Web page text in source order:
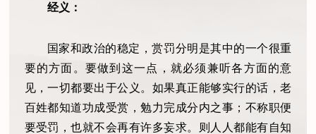
经义：
国家和政治的稳定，赏罚分明是其中的一个很重
要的方面。要做到这一点，就必须兼听各方面的意
见，一切都要出于公义。如果真正能够实行的话，老
百姓都知道功成受赏，勉力完成分内之事；不称职便
要受罚，也就不会再有许多妄求。则人人都能有自知